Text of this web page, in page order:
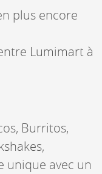
plus encore
Lumimart à
Burritos,
unique avec un